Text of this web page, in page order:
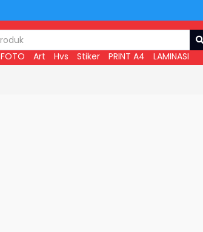
FOTO Art Hvs Stiker PRINT A4 LAMINASI